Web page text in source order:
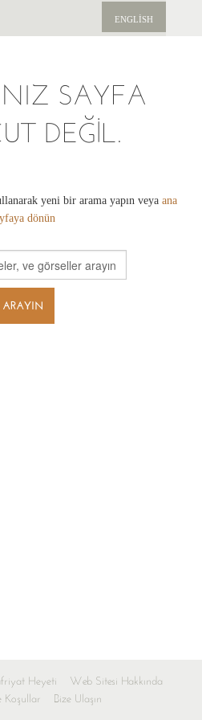
ENGLISH
SAYFA
DEĞIL.
yeni bir arama yapın veya ana
dönün
Heyeti
Web Sitesi Hakkında
Koşullar
Bize Ulaşın